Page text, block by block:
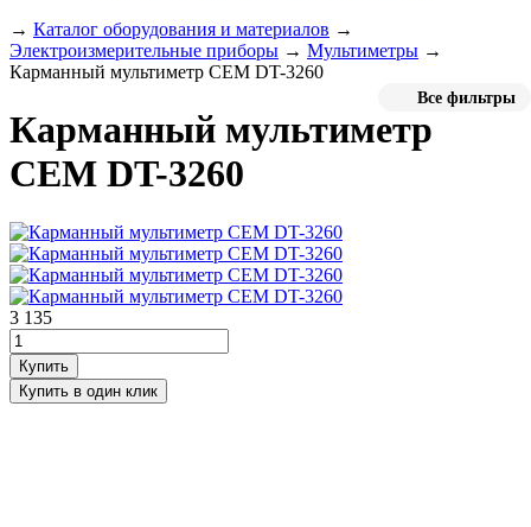
→ Каталог оборудования и материалов →
Электроизмерительные приборы → Мультиметры →
Карманный мультиметр CEM DT-3260
Все фильтры
Карманный мультиметр
CEM DT-3260
3 135